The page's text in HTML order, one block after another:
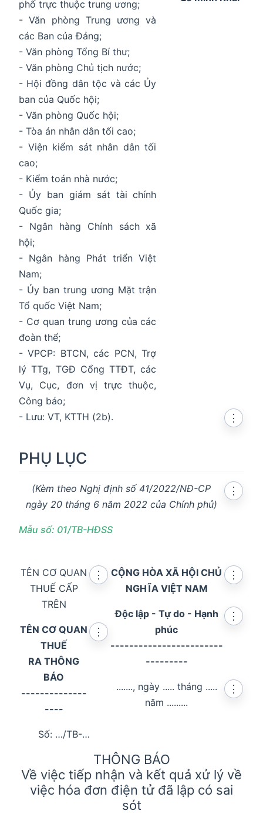
phố trực thuộc trung ương;
- Văn phòng Trung ương và
các Ban của Đảng;
- Văn phòng Tổng Bí thư;
- Văn phòng Chủ tịch nước;
- Hội đồng dân tộc và các Ủy
ban của Quốc hội;
- Văn phòng Quốc hội;
- Tòa án nhân dân tối cao;
- Viện kiểm sát nhân dân tối
cao;
- Kiểm toán nhà nước;
- Ủy ban giám sát tài chính
Quốc gia;
- Ngân hàng Chính sách xã
hội;
- Ngân hàng Phát triển Việt
Nam;
- Ủy ban trung ương Mặt trận
Tổ quốc Việt Nam;
- Cơ quan trung ương của các
đoàn thể;
- VPCP: BTCN, các PCN, Trợ
lý TTg, TGĐ Cổng TTĐT, các
Vụ, Cục, đơn vị trực thuộc,
Công báo;
- Lưu: VT, KTTH (2b).
PHỤ LỤC
⋮
(Kèm theo Nghị định số 41/2022/NĐ-CP
ngày 20 tháng 6 năm 2022 của Chính phủ)
⋮
Mẫu số: 01/TB-HĐSS
TÊN CƠ QUAN
THUẾ CẤP
TRÊN
⋮
TÊN CƠ QUAN
THUẾ
RA THÔNG
BÁO
--------------
----
⋮
Số: …/TB-…
CỘNG HÒA XÃ HỘI CHỦ
NGHĨA VIỆT NAM
⋮
Độc lập - Tự do - Hạnh
phúc
------------------------
---------
⋮
......., ngày ..... tháng .....
năm .........
⋮
THÔNG BÁO
Về việc tiếp nhận và kết quả xử lý về
việc hóa đơn điện tử đã lập có sai
sót